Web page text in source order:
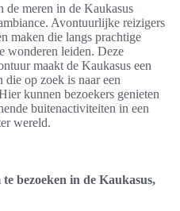
de meren in de Kaukasus
Avontuurlijke reizigers
maken die langs prachtige
wonderen leiden. Deze
maakt de Kaukasus een
die op zoek is naar een
kunnen bezoekers genieten
buitenactiviteiten in een
wereld.
bezoeken in de Kaukasus,